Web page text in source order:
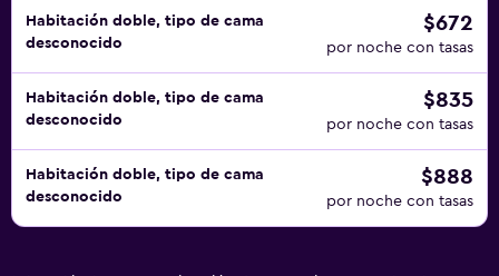
Habitación doble, tipo de cama
desconocido
$672
por noche con tasas
Habitación doble, tipo de cama
desconocido
$835
por noche con tasas
Habitación doble, tipo de cama
desconocido
$888
por noche con tasas